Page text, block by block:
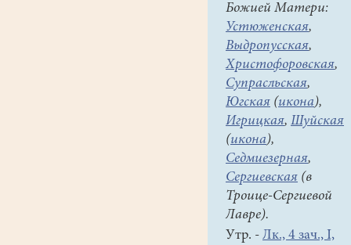
Божией Матери:
Устюженская,
Выдропусская,
Христофоровская,
Супрасльская,
Югская (икона),
Игрицкая, Шуйская
(икона),
Седмиезерная,
Сергиевская (в
Троице-Сергиевой
Лавре).
Утр. - Лк., 4 зач., I,